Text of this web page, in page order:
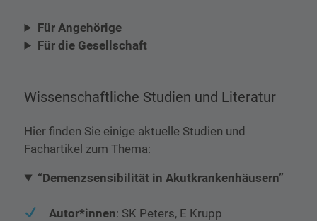
Für Angehörige
Für die Gesellschaft
Wissenschaftliche Studien und Literatur
Hier finden Sie einige aktuelle Studien und
Fachartikel zum Thema:
“Demenzsensibilität in Akutkrankenhäusern”
Autor*innen: SK Peters, E Krupp